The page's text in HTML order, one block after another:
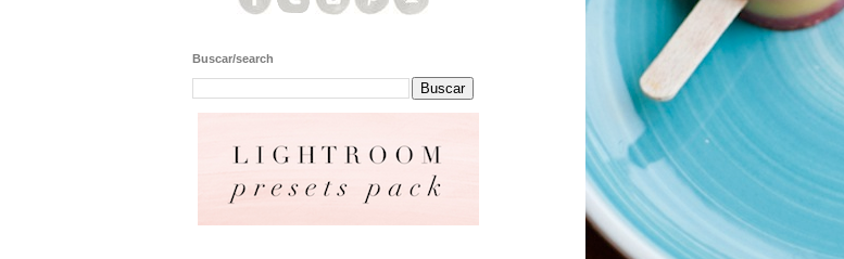
Buscar/search